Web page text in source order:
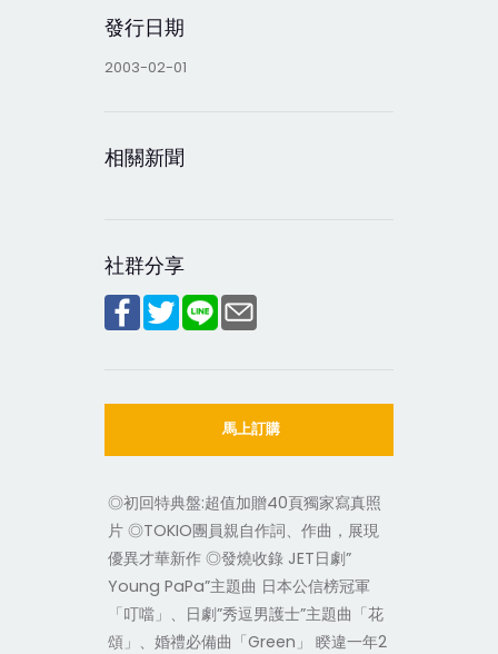
發行日期
2003-02-01
相關新聞
社群分享
馬上訂購
◎初回特典盤:超值加贈40頁獨家寫真照
片 ◎TOKIO團員親自作詞、作曲，展現
優異才華新作 ◎發燒收錄 JET日劇”
Young PaPa”主題曲 日本公信榜冠軍
「叮噹」、日劇”秀逗男護士”主題曲「花
頌」、婚禮必備曲「Green」 睽違一年2